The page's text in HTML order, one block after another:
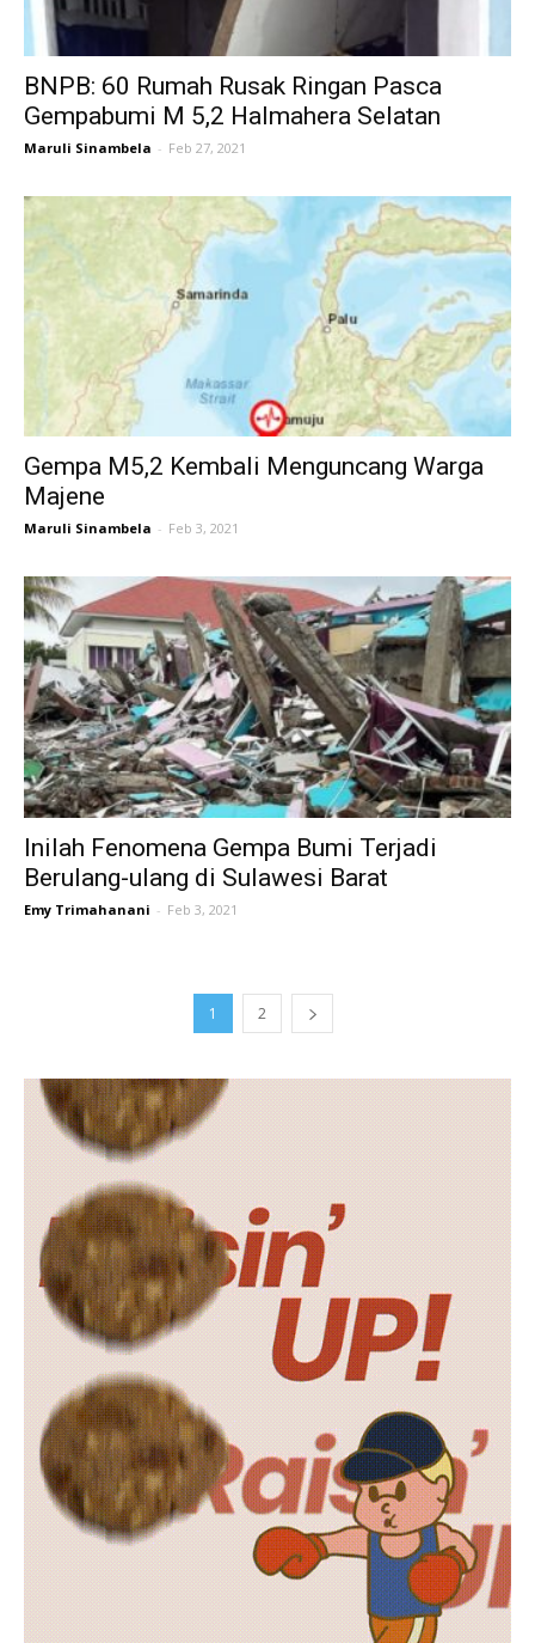
BNPB: 60 Rumah Rusak Ringan Pasca
Gempabumi M 5,2 Halmahera Selatan
Maruli Sinambela - Feb 27, 2021
Gempa M5,2 Kembali Menguncang Warga
Majene
Maruli Sinambela - Feb 3, 2021
Inilah Fenomena Gempa Bumi Terjadi
Berulang-ulang di Sulawesi Barat
Emy Trimahanani - Feb 3, 2021
1 2